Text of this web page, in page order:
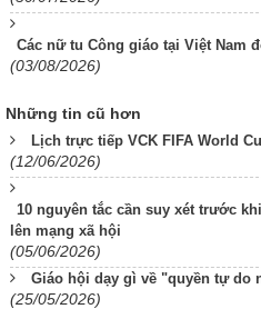
Các nữ tu Công giáo tại Việt Nam
(03/08/2026)
Những tin cũ hơn
Lịch trực tiếp VCK FIFA World
(12/06/2026)
10 nguyên tắc cần suy xét trước
lên mạng xã hội
(05/06/2026)
Giáo hội dạy gì về "quyền tự do
(25/05/2026)